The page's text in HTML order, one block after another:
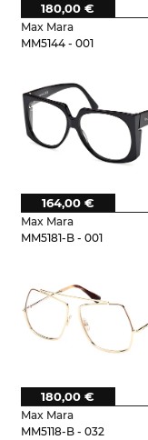
Max Mara
MM5144 - 001
180,00 €
Max Mara
MM5181-B - 001
164,00 €
Max Mara
MM5118-B - 032
180,00 €